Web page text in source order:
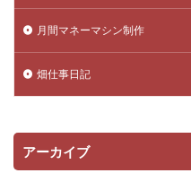
月間マネーマシン制作
畑仕事日記
アーカイブ